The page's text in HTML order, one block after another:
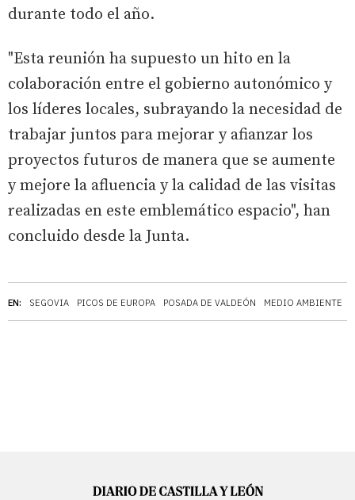
EN: SEGOVIA PICOS DE EUROPA POSADA DE VALDEÓN MEDIO AMBIENTE
durante todo el año.
"Esta reunión ha supuesto un hito en la
colaboración entre el gobierno autonómico y
los líderes locales, subrayando la necesidad de
trabajar juntos para mejorar y afianzar los
proyectos futuros de manera que se aumente
y mejore la afluencia y la calidad de las visitas
realizadas en este emblemático espacio", han
concluido desde la Junta.